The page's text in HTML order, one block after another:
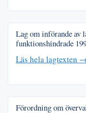
Lag om införande av
funktionshindrade
Läs hela lagtexten
Förordning om